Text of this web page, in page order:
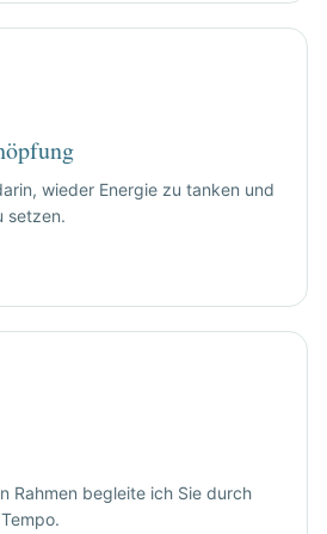
wieder Energie zu tanken und
setzen.
Rahmen begleite ich Sie durch